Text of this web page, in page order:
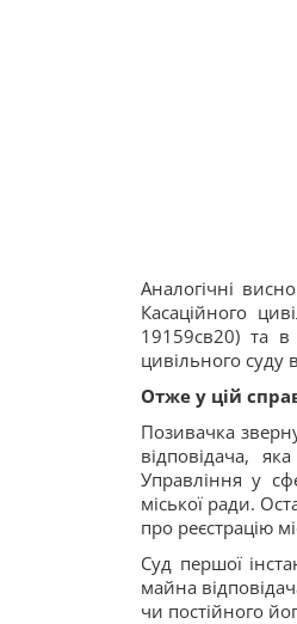
Аналогічні
Касаційного
19159св20) та в
цивільного суду
Отже у цій
Позивачка
відповідача,
Управління у
міської ради.
про реєстрацію
Суд першої
майна
чи постійного